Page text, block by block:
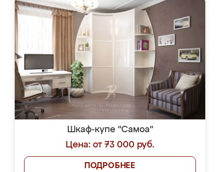
Шкаф-купе "Самоа"
Цена: от 73 000 руб.
ПОДРОБНЕЕ